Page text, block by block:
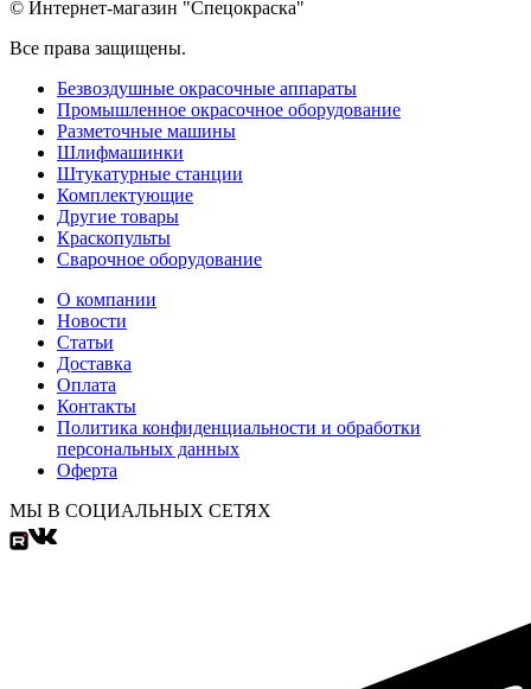
© Интернет-магазин "Спецокраска"
Все права защищены.
Безвоздушные окрасочные аппараты
Промышленное окрасочное оборудование
Разметочные машины
Шлифмашинки
Штукатурные станции
Комплектующие
Другие товары
Краскопульты
Сварочное оборудование
О компании
Новости
Статьи
Доставка
Оплата
Контакты
Политика конфиденциальности и обработки
персональных данных
Оферта
МЫ В СОЦИАЛЬНЫХ СЕТЯХ